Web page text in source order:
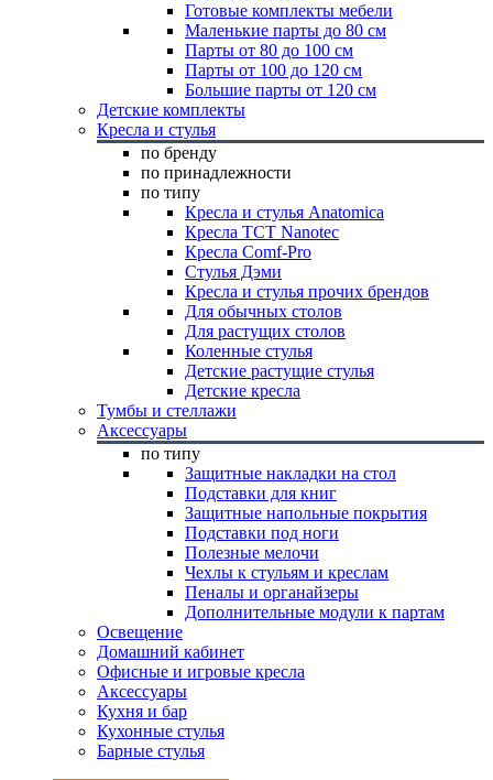
Готовые комплекты мебели
Маленькие парты до 80 см
Парты от 80 до 100 см
Парты от 100 до 120 см
Большие парты от 120 см
Детские комплекты
Кресла и стулья
по бренду
по принадлежности
по типу
Кресла и стулья Anatomica
Кресла TCT Nanotec
Кресла Comf-Pro
Стулья Дэми
Кресла и стулья прочих брендов
Для обычных столов
Для растущих столов
Коленные стулья
Детские растущие стулья
Детские кресла
Тумбы и стеллажи
Аксессуары
по типу
Защитные накладки на стол
Подставки для книг
Защитные напольные покрытия
Подставки под ноги
Полезные мелочи
Чехлы к стульям и креслам
Пеналы и органайзеры
Дополнительные модули к партам
Освещение
Домашний кабинет
Офисные и игровые кресла
Аксессуары
Кухня и бар
Кухонные стулья
Барные стулья